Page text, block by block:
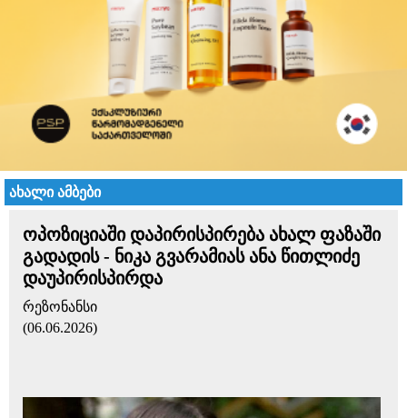
ახალი ამბები
ოპოზიციაში დაპირისპირება ახალ ფაზაში
გადადის - ნიკა გვარამიას ანა წითლიძე
დაუპირისპირდა
რეზონანსი
(06.06.2026)